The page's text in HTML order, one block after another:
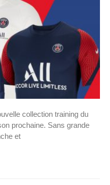
collection training du
prochaine. Sans grande
et